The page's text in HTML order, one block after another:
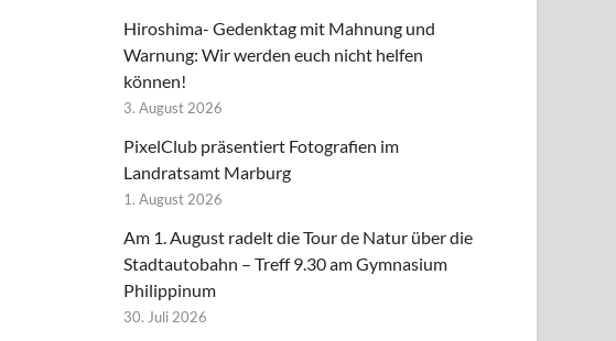
Hiroshima- Gedenktag mit Mahnung und
Warnung: Wir werden euch nicht helfen
können!
3. August 2026
PixelClub präsentiert Fotografien im
Landratsamt Marburg
1. August 2026
Am 1. August radelt die Tour de Natur über die
Stadtautobahn – Treff 9.30 am Gymnasium
Philippinum
30. Juli 2026